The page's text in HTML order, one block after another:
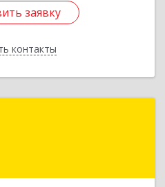
заявку
контакты
заявку
обл, Екатеринбург г,